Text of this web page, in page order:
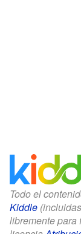
Todo el
Kiddle
libremente para